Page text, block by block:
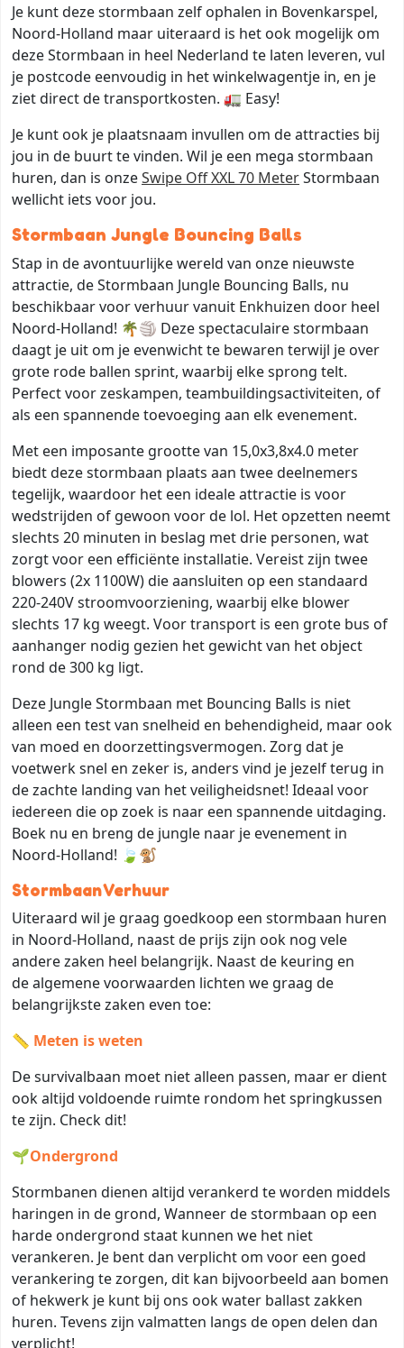
Je kunt deze stormbaan zelf ophalen in Bovenkarspel,
Noord-Holland maar uiteraard is het ook mogelijk om
deze Stormbaan in heel Nederland te laten leveren, vul
je postcode eenvoudig in het winkelwagentje in, en je
ziet direct de transportkosten. 🚛 Easy!
Je kunt ook je plaatsnaam invullen om de attracties bij
jou in de buurt te vinden. Wil je een mega stormbaan
huren, dan is onzeSwipe Off XXL 70 MeterStormbaan
wellicht iets voor jou.
Stormbaan Jungle Bouncing Balls
Stap in de avontuurlijke wereld van onze nieuwste
attractie, de Stormbaan Jungle Bouncing Balls, nu
beschikbaar voor verhuur vanuit Enkhuizen door heel
Noord-Holland! 🌴🏐 Deze spectaculaire stormbaan
daagt je uit om je evenwicht te bewaren terwijl je over
grote rode ballen sprint, waarbij elke sprong telt.
Perfect voor zeskampen, teambuildingsactiviteiten, of
als een spannende toevoeging aan elk evenement.
Met een imposante grootte van 15,0x3,8x4.0 meter
biedt deze stormbaan plaats aan twee deelnemers
tegelijk, waardoor het een ideale attractie is voor
wedstrijden of gewoon voor de lol. Het opzetten neemt
slechts 20 minuten in beslag met drie personen, wat
zorgt voor een efficiënte installatie. Vereist zijn twee
blowers (2x 1100W) die aansluiten op een standaard
220-240V stroomvoorziening, waarbij elke blower
slechts 17 kg weegt. Voor transport is een grote bus of
aanhanger nodig gezien het gewicht van het object
rond de 300 kg ligt.
Deze Jungle Stormbaan met Bouncing Balls is niet
alleen een test van snelheid en behendigheid, maar ook
van moed en doorzettingsvermogen. Zorg dat je
voetwerk snel en zeker is, anders vind je jezelf terug in
de zachte landing van het veiligheidsnet! Ideaal voor
iedereen die op zoek is naar een spannende uitdaging.
Boek nu en breng de jungle naar je evenement in
Noord-Holland! 🍃🐒
Stormbaan Verhuur
Uiteraard wil je graag goedkoop een stormbaan huren
in Noord-Holland, naast de prijs zijn ook nog vele
andere zaken heel belangrijk. Naast de keuring en
de algemene voorwaarden lichten we graag de
belangrijkste zaken even toe:
📏 Meten is weten
De survivalbaan moet niet alleen passen, maar er dient
ook altijd voldoende ruimte rondom het springkussen
te zijn. Check dit!
🌱Ondergrond
Stormbanen dienen altijd verankerd te worden middels
haringen in de grond, Wanneer de stormbaan op een
harde ondergrond staat kunnen we het niet
verankeren. Je bent dan verplicht om voor een goed
verankering te zorgen, dit kan bijvoorbeeld aan bomen
of hekwerk je kunt bij ons ook water ballast zakken
huren. Tevens zijn valmatten langs de open delen dan
verplicht!